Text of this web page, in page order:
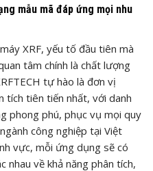
mẫu mã đáp ứng mọi nhu
XRF, yếu tố đầu tiên mà
tâm chính là chất lượng
tự hào là đơn vị
tích tiên tiến nhất, với danh
phong phú, phục vụ mọi quy
công nghiệp tại Việt
vực, mỗi ứng dụng sẽ có
nhau về khả năng phân tích,